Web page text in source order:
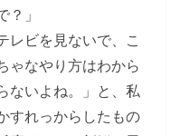
」
レビを見ないで、こ
ゃなやり方はわから
ないよね。」と、私
すれっからしたもの